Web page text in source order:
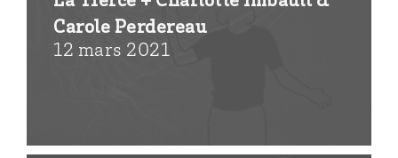
Carole Perdereau
12 mars 2021